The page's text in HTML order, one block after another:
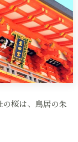
の桜は、鳥居の朱